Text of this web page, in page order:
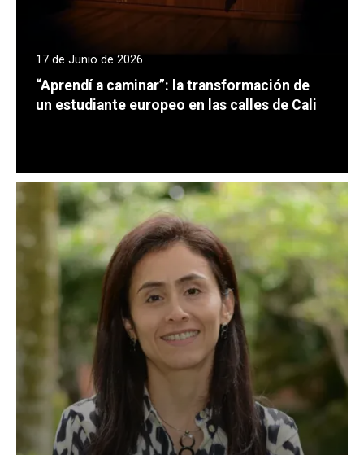
17 de Junio de 2026
“Aprendí a caminar”: la transformación de
un estudiante europeo en las calles de Cali